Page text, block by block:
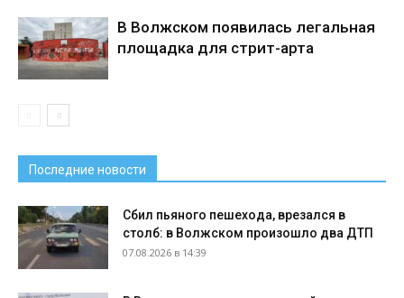
В Волжском появилась легальная
площадка для стрит-арта
Последние новости
Сбил пьяного пешехода, врезался в
столб: в Волжском произошло два ДТП
07.08.2026 в 14:39